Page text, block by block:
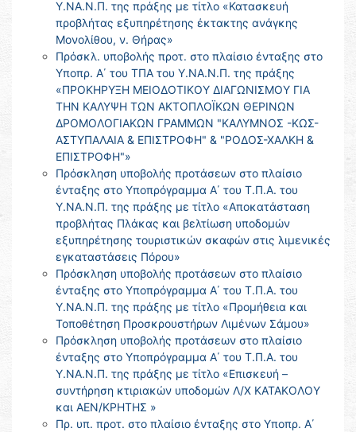
Υ.ΝΑ.Ν.Π. της πράξης με τίτλο «Κατασκευή
προβλήτας εξυπηρέτησης έκτακτης ανάγκης
Μονολίθου, ν. Θήρας»
Πρόσκλ. υποβολής προτ. στο πλαίσιο ένταξης στο
Υποπρ. Α΄ του ΤΠΑ του Υ.ΝΑ.Ν.Π. της πράξης
«ΠΡΟΚΗΡΥΞΗ ΜΕΙΟΔΟΤΙΚΟΥ ΔΙΑΓΩΝΙΣΜΟΥ ΓΙΑ
ΤΗΝ ΚΑΛΥΨΗ ΤΩΝ ΑΚΤΟΠΛΟΪΚΩΝ ΘΕΡΙΝΩΝ
ΔΡΟΜΟΛΟΓΙΑΚΩΝ ΓΡΑΜΜΩΝ "ΚΑΛΥΜΝΟΣ -ΚΩΣ-
ΑΣΤΥΠΑΛΑΙΑ & ΕΠΙΣΤΡΟΦΗ" & "ΡΟΔΟΣ-ΧΑΛΚΗ &
ΕΠΙΣΤΡΟΦΗ"»
Πρόσκληση υποβολής προτάσεων στο πλαίσιο
ένταξης στο Υποπρόγραμμα Α΄ του Τ.Π.Α. του
Υ.ΝΑ.Ν.Π. της πράξης με τίτλο «Αποκατάσταση
προβλήτας Πλάκας και βελτίωση υποδομών
εξυπηρέτησης τουριστικών σκαφών στις λιμενικές
εγκαταστάσεις Πόρου»
Πρόσκληση υποβολής προτάσεων στο πλαίσιο
ένταξης στο Υποπρόγραμμα Α΄ του Τ.Π.Α. του
Υ.ΝΑ.Ν.Π. της πράξης με τίτλο «Προμήθεια και
Τοποθέτηση Προσκρουστήρων Λιμένων Σάμου»
Πρόσκληση υποβολής προτάσεων στο πλαίσιο
ένταξης στο Υποπρόγραμμα Α΄ του Τ.Π.Α. του
Υ.ΝΑ.Ν.Π. της πράξης με τίτλο «Επισκευή –
συντήρηση κτιριακών υποδομών Λ/Χ ΚΑΤΑΚΟΛΟΥ
και ΑΕΝ/ΚΡΗΤΗΣ »
Πρ. υπ. προτ. στο πλαίσιο ένταξης στο Υποπρ. Α΄